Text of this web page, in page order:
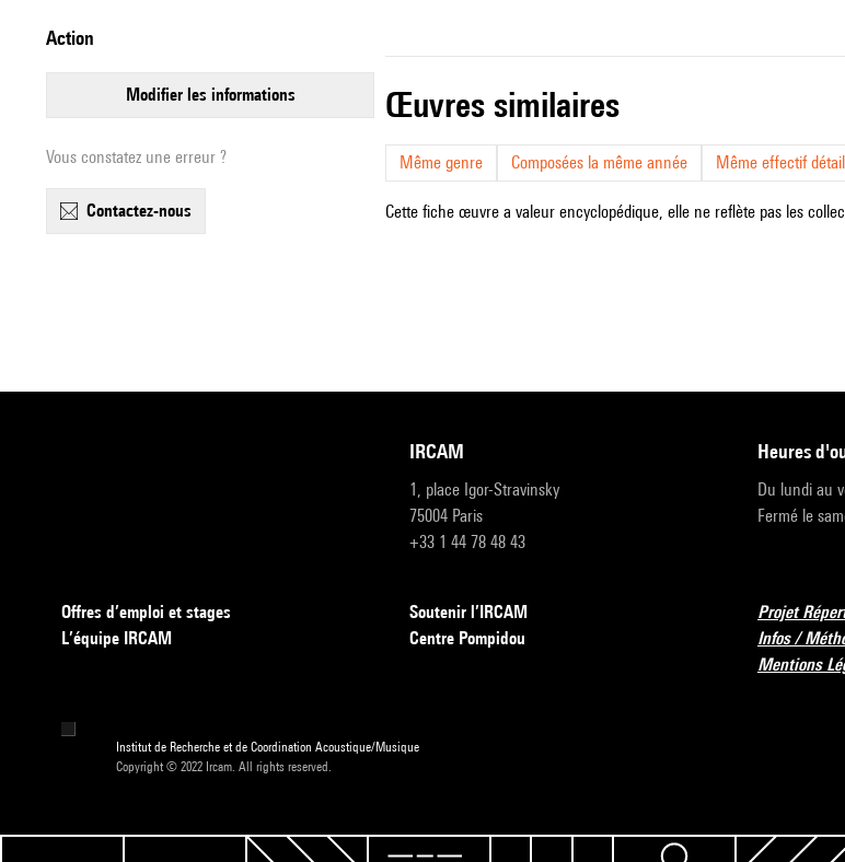
action
modifier les informations
Vous constatez une erreur ?
contactez-nous
œuvres similaires
Même genre Composées la même année Même effectif
Cette fiche œuvre a valeur encyclopédique, elle ne reflète pas les
IRCAM
1, place Igor-Stravinsky
75004 Paris
+33 1 44 78 48 43
heures
Du lundi au
Fermé le
Offres d’emploi et stages
L’équipe IRCAM
Soutenir l’IRCAM
Centre Pompidou
Projet
Infos /
Mentions
Institut de Recherche et de Coordination Acoustique/Musique
Copyright © 2022 Ircam. All rights reserved.